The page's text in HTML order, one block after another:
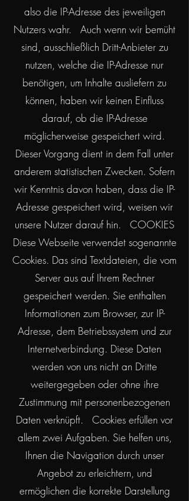
also die IP-Adresse des jeweiligen
Nutzers wahr. Auch wenn wir bemüht
sind, ausschließlich Dritt-Anbieter zu
nutzen, welche die IP-Adresse nur
benötigen, um Inhalte ausliefern zu
können, haben wir keinen Einfluss
darauf, ob die IP-Adresse
möglicherweise gespeichert wird.
Dieser Vorgang dient in dem Fall unter
anderem statistischen Zwecken. Sofern
wir Kenntnis davon haben, dass die IP-
Adresse gespeichert wird, weisen wir
unsere Nutzer darauf hin. COOKIES
Diese Webseite verwendet sogenannte
Cookies. Das sind Textdateien, die vom
Server aus auf Ihrem Rechner
gespeichert werden. Sie enthalten
Informationen zum Browser, zur IP-
Adresse, dem Betriebssystem und zur
Internetverbindung. Diese Daten
werden von uns nicht an Dritte
weitergegeben oder ohne ihre
Zustimmung mit personenbezogenen
Daten verknüpft. Cookies erfüllen vor
allem zwei Aufgaben. Sie helfen uns,
Ihnen die Navigation durch unser
Angebot zu erleichtern, und
ermöglichen die korrekte Darstellung